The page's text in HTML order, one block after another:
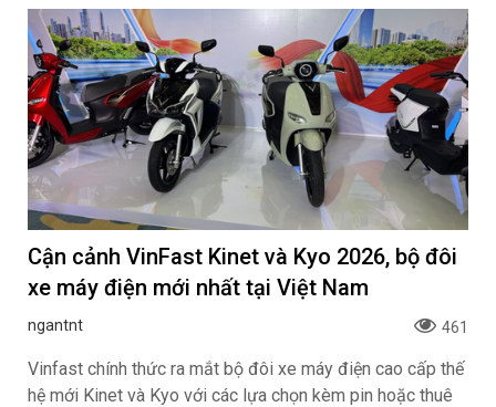
Cận cảnh VinFast Kinet và Kyo 2026, bộ đôi
xe máy điện mới nhất tại Việt Nam
ngantnt 461
Vinfast chính thức ra mắt bộ đôi xe máy điện cao cấp thế
hệ mới Kinet và Kyo với các lựa chọn kèm pin hoặc thuê